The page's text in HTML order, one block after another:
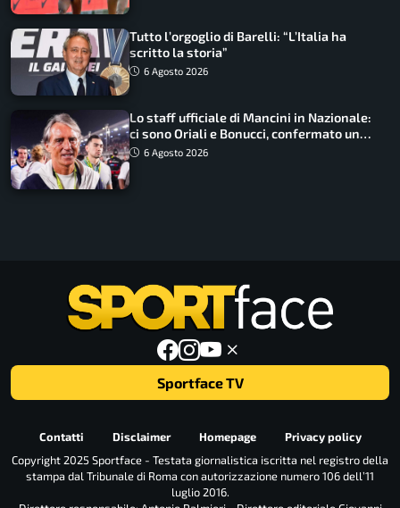
Tutto l’orgoglio di Barelli: “L’Italia ha
scritto la storia”
6 Agosto 2026
Lo staff ufficiale di Mancini in Nazionale:
ci sono Oriali e Bonucci, confermato un
ritorno
6 Agosto 2026
Sportface TV
Contatti Disclaimer Homepage
Privacy policy
Copyright 2025 Sportface - Testata giornalistica iscritta nel registro della
stampa dal Tribunale di Roma con autorizzazione numero 106 dell’11
luglio 2016.